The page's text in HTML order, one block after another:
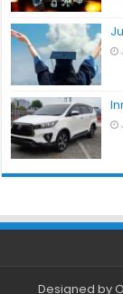
Designed by